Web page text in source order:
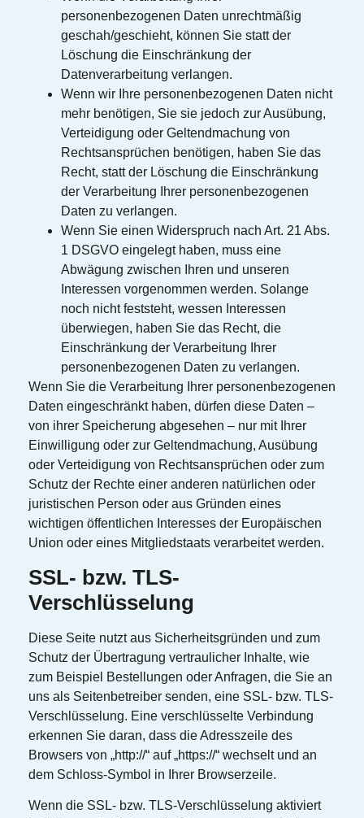
personenbezogenen Daten unrechtmäßig
geschah/geschieht, können Sie statt der
Löschung die Einschränkung der
Datenverarbeitung verlangen.
Wenn wir Ihre personenbezogenen Daten nicht
mehr benötigen, Sie sie jedoch zur Ausübung,
Verteidigung oder Geltendmachung von
Rechtsansprüchen benötigen, haben Sie das
Recht, statt der Löschung die Einschränkung
der Verarbeitung Ihrer personenbezogenen
Daten zu verlangen.
Wenn Sie einen Widerspruch nach Art. 21 Abs.
1 DSGVO eingelegt haben, muss eine
Abwägung zwischen Ihren und unseren
Interessen vorgenommen werden. Solange
noch nicht feststeht, wessen Interessen
überwiegen, haben Sie das Recht, die
Einschränkung der Verarbeitung Ihrer
personenbezogenen Daten zu verlangen.
Wenn Sie die Verarbeitung Ihrer personenbezogenen
Daten eingeschränkt haben, dürfen diese Daten –
von ihrer Speicherung abgesehen – nur mit Ihrer
Einwilligung oder zur Geltendmachung, Ausübung
oder Verteidigung von Rechtsansprüchen oder zum
Schutz der Rechte einer anderen natürlichen oder
juristischen Person oder aus Gründen eines
wichtigen öffentlichen Interesses der Europäischen
Union oder eines Mitgliedstaats verarbeitet werden.
SSL- bzw. TLS-
Verschlüsselung
Diese Seite nutzt aus Sicherheitsgründen und zum
Schutz der Übertragung vertraulicher Inhalte, wie
zum Beispiel Bestellungen oder Anfragen, die Sie an
uns als Seitenbetreiber senden, eine SSL- bzw. TLS-
Verschlüsselung. Eine verschlüsselte Verbindung
erkennen Sie daran, dass die Adresszeile des
Browsers von „http://“ auf „https://“ wechselt und an
dem Schloss-Symbol in Ihrer Browserzeile.
Wenn die SSL- bzw. TLS-Verschlüsselung aktiviert